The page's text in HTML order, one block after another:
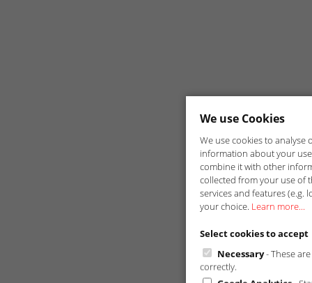
We use Cookies
We use cookies to analyse
information about your
combine it with other
collected from your use of
services and features (e.g.
your choice. Learn more...
Select cookies to accept
Necessary- These
correctly.